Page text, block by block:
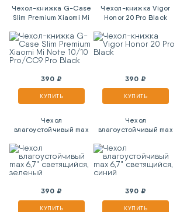
Чехол-книжка G-Case
Slim Premium Xiaomi Mi
Black
390 ₽
КУПИТЬ
Чехол-книжка Vigor
Honor 20 Pro Black
390 ₽
КУПИТЬ
Чехол
влагоустойчивый max
зеленый
390 ₽
КУПИТЬ
Чехол
влагоустойчивый max
синий
390 ₽
КУПИТЬ